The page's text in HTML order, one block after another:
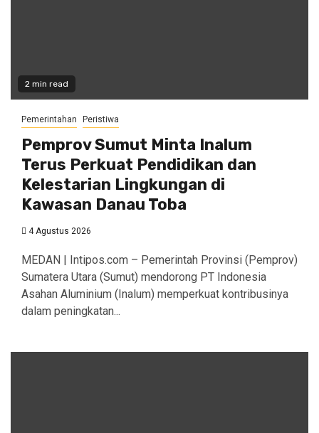
2 min read
Pemerintahan Peristiwa
Pemprov Sumut Minta Inalum
Terus Perkuat Pendidikan dan
Kelestarian Lingkungan di
Kawasan Danau Toba
4 Agustus 2026
MEDAN | Intipos.com – Pemerintah Provinsi (Pemprov)
Sumatera Utara (Sumut) mendorong PT Indonesia
Asahan Aluminium (Inalum) memperkuat kontribusinya
dalam peningkatan...